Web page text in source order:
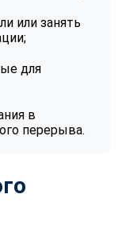
или занять
для
в
перерыва.